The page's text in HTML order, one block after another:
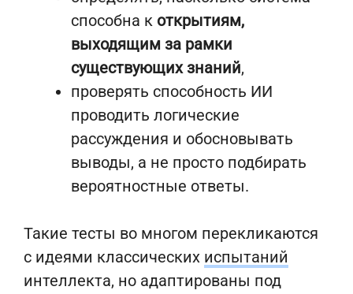
способна к открытиям,
выходящим за рамки
существующих знаний,
проверять способность ИИ
проводить логические
рассуждения и обосновывать
выводы, а не просто подбирать
вероятностные ответы.
Такие тесты во многом перекликаются
с идеями классических испытаний
интеллекта, но адаптированы под